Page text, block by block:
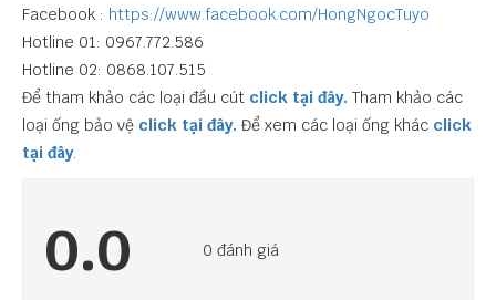
Facebook : https://www.facebook.com/HongNgocTuyo
Hotline 01: 0967.772.586
Hotline 02: 0868.107.515
Để tham khảo các loại đầu cút click tại đây. Tham khảo các
loại ống bảo vệ click tại đây. Để xem các loại ống khác click
tại đây.
0.0 0 đánh giá